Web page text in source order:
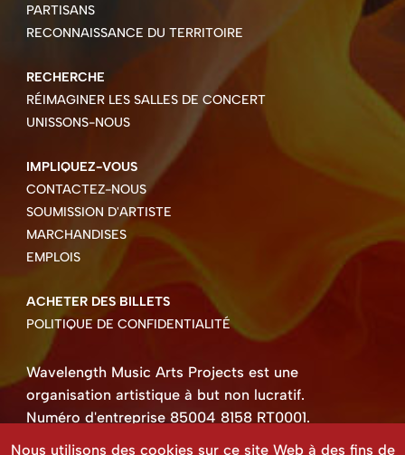
PARTISANS
RECONNAISSANCE DU TERRITOIRE
RECHERCHE
RÉIMAGINER LES SALLES DE CONCERT
UNISSONS-NOUS
IMPLIQUEZ-VOUS
CONTACTEZ-NOUS
SOUMISSION D'ARTISTE
MARCHANDISES
EMPLOIS
ACHETER DES BILLETS
POLITIQUE DE CONFIDENTIALITÉ
Wavelength Music Arts Projects est une
organisation artistique à but non lucratif.
Numéro d'entreprise 85004 8158 RT0001.
Droits d'auteur ©2026 Wavelength Music Art
Nous utilisons des cookies sur ce site Web à des fins de